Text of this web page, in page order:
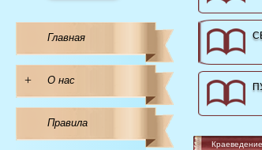
Главная
+ О нас
Правила
Краеведение